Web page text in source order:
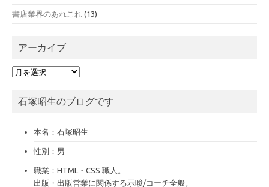
書店業界のあれこれ (13)
アーカイブ
ア
イ石塚昭生のブログです
本名：石塚昭生
性別：男
職業：HTML・CSS 職人。
出版・出版営業に関係する示唆/コーチ全般。